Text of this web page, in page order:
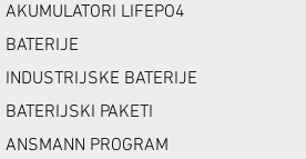
AKUMULATORI LIFEPO4
BATERIJE
INDUSTRIJSKE BATERIJE
BATERIJSKI PAKETI
ANSMANN PROGRAM